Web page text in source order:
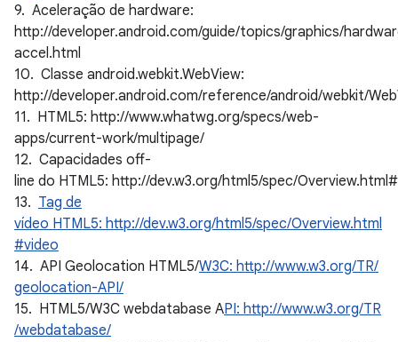
9. Aceleração de hardware:
http://developer.android.com/guide/topics/graphics/
accel.html
10. Classe android.webkit.WebView:
http://developer.android.com/reference/android/webkit/
11. HTML5: http://www.whatwg.org/specs/web-
apps/current-work/multipage/
12. Capacidades off-
line do HTML5: http://dev.w3.org/html5/spec/
13. Tag de
vídeo HTML5: http://dev.w3.org/html5/spec/Overview.html
#video
14. API Geolocation HTML5/W3C: http://www.w3.org/TR/
geolocation-API/
15. HTML5/W3C webdatabase API: http://www.w3.org/TR
/webdatabase/